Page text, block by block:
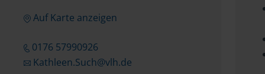
Auf Karte anzeigen
0176 57990926
Kathleen.Such@vlh.de